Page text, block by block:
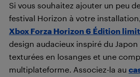
Si vous souhaitez ajouter un peu
festival Horizon à votre
Xbox Forza Horizon 6 Édition
design audacieux inspiré du
texturées en losanges et une
multiplateforme. Associez-la au